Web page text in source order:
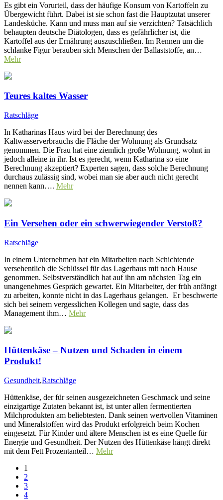
Es gibt ein Vorurteil, dass der häufige Konsum von Kartoffeln zu
Übergewicht führt. Dabei ist sie schon fast die Hauptzutat unserer
Landesküche. Kann und muss man auf sie verzichten? Tatsächlich
behaupten deutsche Diätologen, dass es gefährlicher ist, die
Kartoffel aus der Ernährung auszuschließen. Im Rennen um die
schlanke Figur berauben sich Menschen der Ballaststoffe, an…
Mehr
Teures kaltes Wasser
Ratschläge
In Katharinas Haus wird bei der Berechnung des
Kaltwasserverbrauchs die Fläche der Wohnung als Grundsatz
genommen. Die Frau hat eine ziemlich große Wohnung, wohnt in
jedoch alleine in ihr. Ist es gerecht, wenn Katharina so eine
Berechnung akzeptiert? Experten sagen, dass solche Berechnung
durchaus zulässig sind, wobei man sie aber auch nicht gerecht
nennen kann…. Mehr
Ein Versehen oder ein schwerwiegender Verstoß?
Ratschläge
In einem Unternehmen hat ein Mitarbeiten nach Schichtende
versehentlich die Schlüssel für das Lagerhaus mit nach Hause
genommen. Selbstverständlich hat auf ihn am nächsten Tag ein
unangenehmes Gespräch gewartet. Ein Mitarbeiter, der früh anfängt
zu arbeiten, konnte nicht in das Lagerhaus gelangen. Er beschwerte
sich bei seinem vergesslichen Kollegen und sagte, dass das
Management ihm… Mehr
Hüttenkäse – Nutzen und Schaden in einem
Produkt!
Gesundheit,Ratschläge
Hüttenkäse, der für seinen ausgezeichneten Geschmack und seine
einzigartige Zutaten bekannt ist, ist unter allen fermentierten
Milchprodukten am beliebtesten. Dank seinen wertvollen Vitaminen
und Mineralstoffen wird das Produkt erfolgreich beim Kochen
eingesetzt. Für Kinder und ältere Menschen ist es eine Quelle für
Energie und Gesundheit. Der Nutzen des Hüttenkäse hängt direkt
mit dem Fett Prozentanteil… Mehr
1
2
3
4